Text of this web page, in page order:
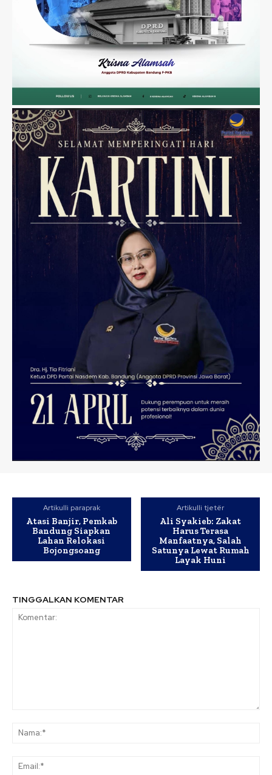
Artikulli paraprak
Atasi Banjir, Pemkab
Bandung Siapkan
Lahan Relokasi
Bojongsoang
Artikulli tjetër
Ali Syakieb: Zakat
Harus Terasa
Manfaatnya, Salah
Satunya Lewat Rumah
Layak Huni
TINGGALKAN KOMENTAR